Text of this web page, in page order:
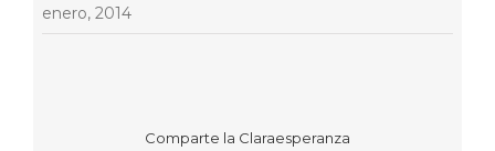
enero, 2014
Comparte la Claraesperanza